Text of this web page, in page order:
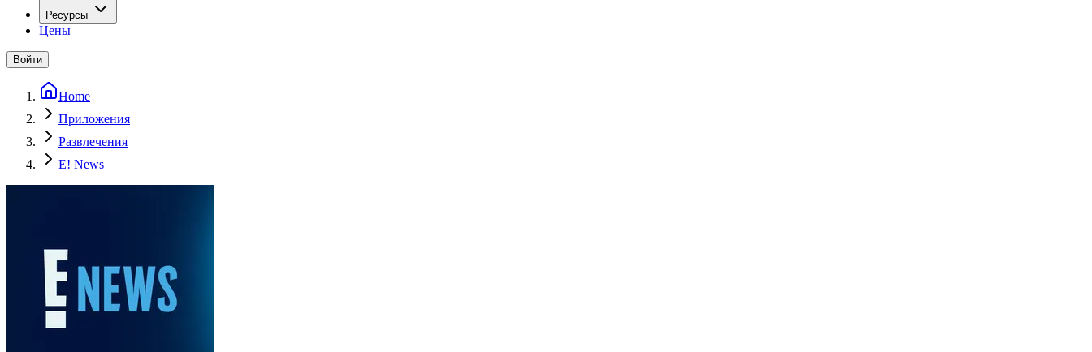
Ресурсы
Цены
Войти
Home
Приложения
Развлечения
E! News